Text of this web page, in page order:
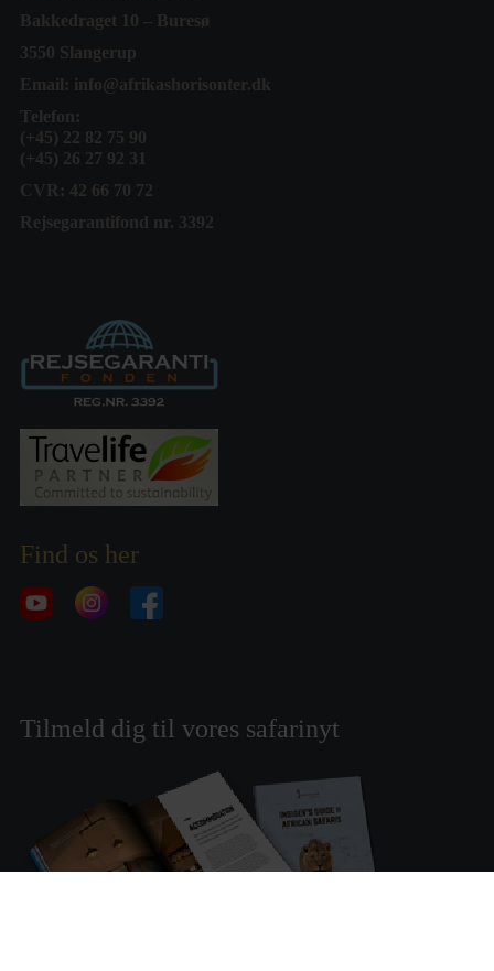
Bakkedraget 10 – Buresø
3550 Slangerup
Email: info@afrikashorisonter.dk
Telefon:
(+45) 22 82 75 90
(+45) 26 27 92 31
CVR: 42 66 70 72
Rejsegarantifond nr. 3392
Find os her
Tilmeld dig til vores safarinyt